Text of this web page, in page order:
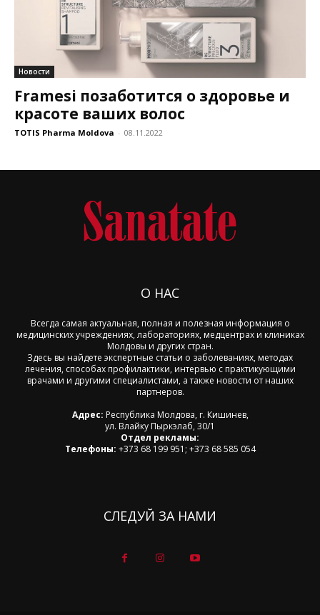
Новости
Framesi позаботится о здоровье и
красоте ваших волос
TOTIS Pharma Moldova - 08.11.2022
О НАС
Всегда самая актуальная, полная и полезная информация о
медицинских учреждениях, лабораториях, медцентрах и клиниках
Молдовы и других стран.
Здесь вы найдете экспертные статьи о заболеваниях, методах
лечения, способах профилактики, интервью с практикующими
врачами и другими специалистами, а также новости от наших
партнеров.
Адрес: Республика Молдова, г. Кишинев,
ул. Влайку Пыркэлаб, 30/1
Отдел рекламы:
Телефоны: +373 68 199 951; +373 68 585 054
СЛЕДУЙ ЗА НАМИ